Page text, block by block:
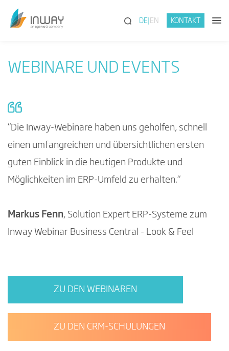
(SUCHE)
DE EN KONTAKT
WEBINARE UND EVENTS
“Die Inway-Webinare haben uns geholfen, schnell
einen umfangreichen und übersichtlichen ersten
guten Einblick in die heutigen Produkte und
Möglichkeiten im ERP-Umfeld zu erhalten.“
Markus Fenn, Solution Expert ERP-Systeme zum
Inway Webinar Business Central - Look & Feel
ZU DEN WEBINAREN
ZU DEN CRM-SCHULUNGEN